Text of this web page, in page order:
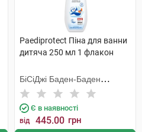
Paediprotect Піна для ванни
дитяча 250 мл 1 флакон
БіСіДжі Баден-Баден
Косметікс Груп Гмбх
Є в наявності
від 445.00 грн